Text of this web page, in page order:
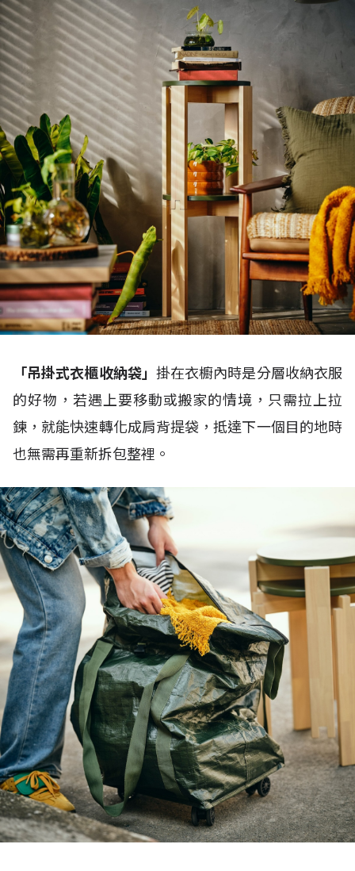
「吊掛式衣櫃收納袋」 掛在衣櫥內時是分層收納衣服
的好物，若遇上要移動或搬家的情境，只需拉上拉
鍊，就能快速轉化成肩背提袋，抵達下一個目的地時
也無需再重新拆包整裡。